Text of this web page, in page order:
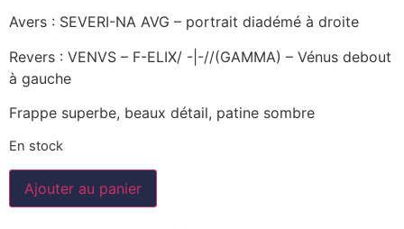
Avers : SEVERI-NA AVG – portrait diadémé à droite
Revers : VENVS – F-ELIX/ -|-//(GAMMA) – Vénus debout
à gauche
Frappe superbe, beaux détail, patine sombre
En stock
Ajouter au panier